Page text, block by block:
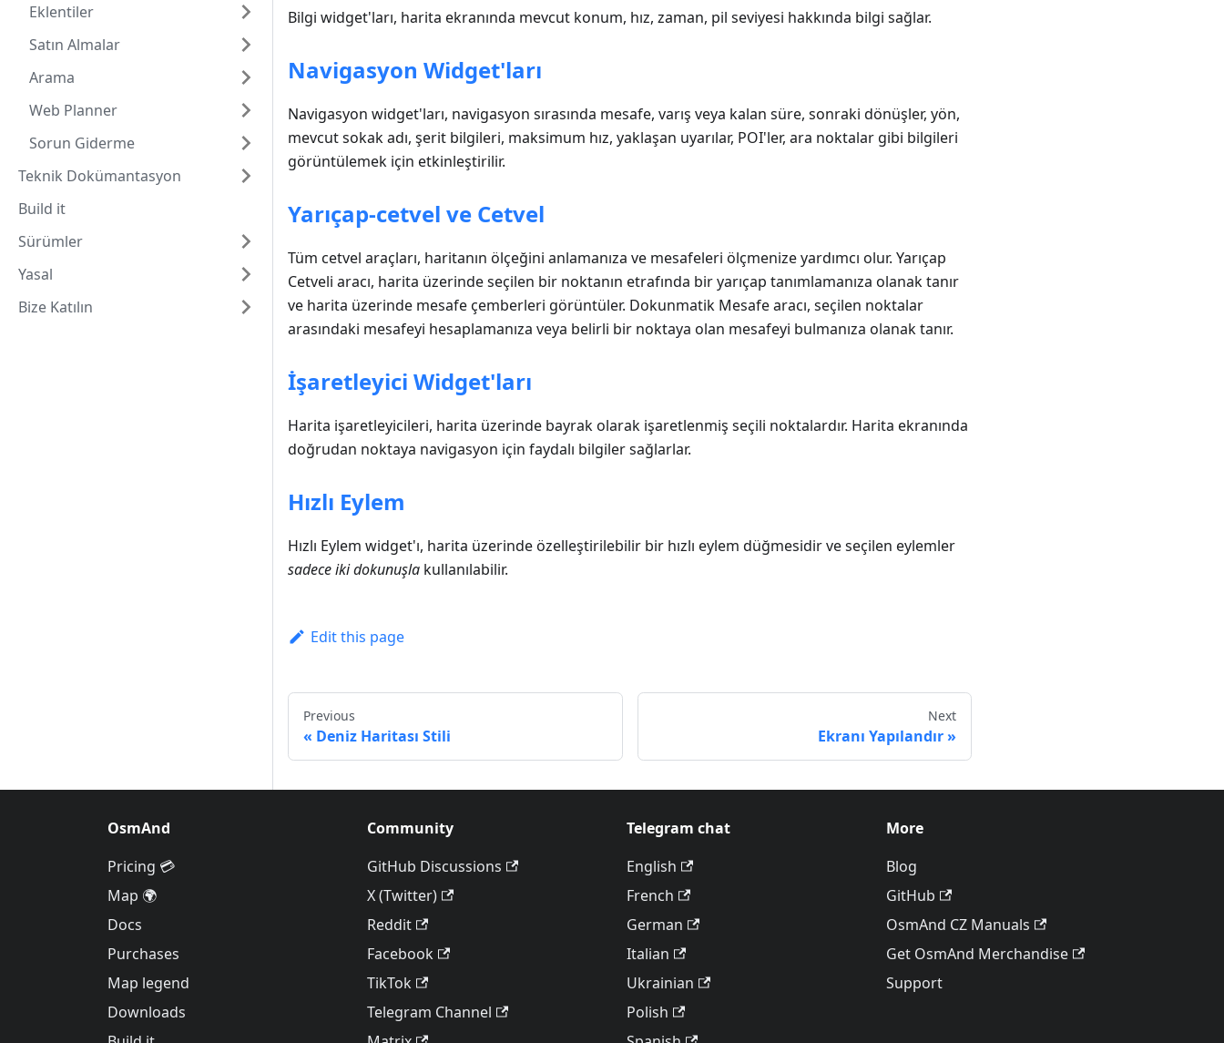
Eklentiler
Satın Almalar
Arama
Web Planner
Sorun Giderme
Teknik Dokümantasyon
Build it
Sürümler
Yasal
Bize Katılın
Bilgi widget'ları, harita ekranında mevcut konum, hız, zaman, pil seviyesi hakkında bilgi sağlar.
Navigasyon Widget'ları
Navigasyon widget'ları, navigasyon sırasında mesafe, varış veya kalan süre, sonraki dönüşler, yön,
mevcut sokak adı, şerit bilgileri, maksimum hız, yaklaşan uyarılar, POI'ler, ara noktalar gibi bilgileri
görüntülemek için etkinleştirilir.
Yarıçap-cetvel ve Cetvel
Tüm cetvel araçları, haritanın ölçeğini anlamanıza ve mesafeleri ölçmenize yardımcı olur. Yarıçap
Cetveli aracı, harita üzerinde seçilen bir noktanın etrafında bir yarıçap tanımlamanıza olanak tanır
ve harita üzerinde mesafe çemberleri görüntüler. Dokunmatik Mesafe aracı, seçilen noktalar
arasındaki mesafeyi hesaplamanıza veya belirli bir noktaya olan mesafeyi bulmanıza olanak tanır.
İşaretleyici Widget'ları
Harita işaretleyicileri, harita üzerinde bayrak olarak işaretlenmiş seçili noktalardır. Harita ekranında
doğrudan noktaya navigasyon için faydalı bilgiler sağlarlar.
Hızlı Eylem
Hızlı Eylem widget'ı, harita üzerinde özelleştirilebilir bir hızlı eylem düğmesidir ve seçilen eylemler
sadece iki dokunuşla kullanılabilir.
Edit this page
Previous
Deniz Haritası Stili
Next
Ekranı Yapılandır
OsmAnd
Pricing 💳
Map 🌍
Docs
Purchases
Map legend
Downloads
Community
GitHub Discussions
X (Twitter)
Reddit
Facebook
TikTok
Telegram Channel
Telegram chat
English
French
German
Italian
Ukrainian
Polish
More
Blog
GitHub
OsmAnd CZ Manuals
Get OsmAnd Merchandise
Support